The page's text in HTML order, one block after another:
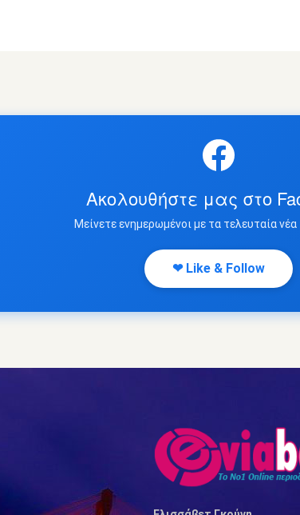
Ακολουθήστε μας στο
Μείνετε ενημερωμένοι με τα τελευταία
❤ Like & Follow